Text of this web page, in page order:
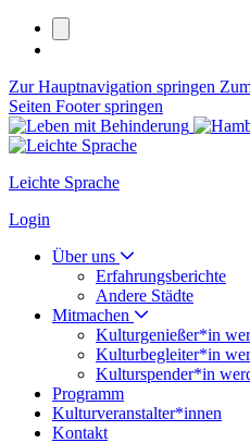
Zur Hauptnavigation springen
Seiten Footer springen
Leichte Sprache
Login
Über uns
Erfahrungsberichte
Andere Städte
Mitmachen
Kulturgenießer*in
Kulturbegleiter*in
Kulturspender*in
Programm
Kulturveranstalter*innen
Kontakt